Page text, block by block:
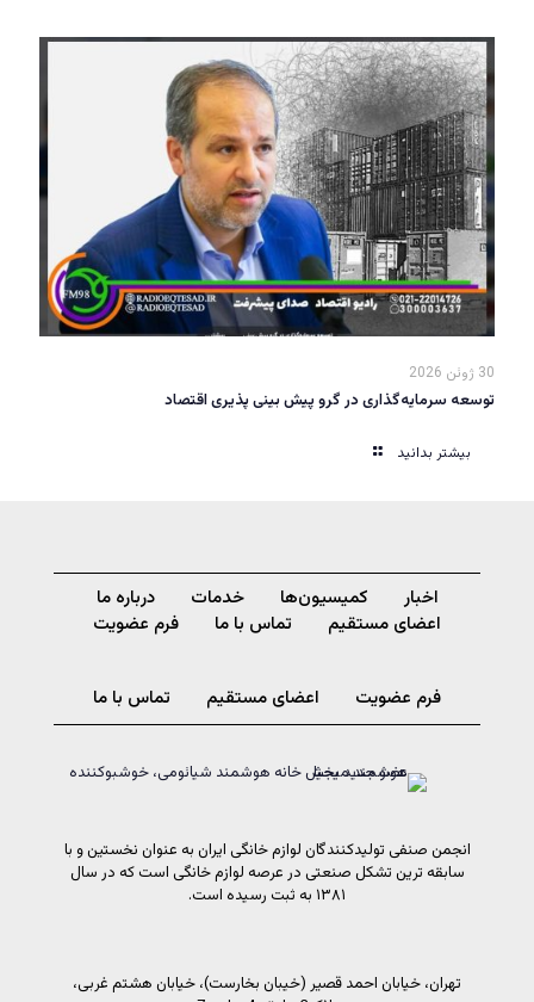
30 ژوئن 2026
توسعه سرمایه‌گذاری در گرو پیش بینی پذیری اقتصاد
بیشتر بدانید
اخبار کمیسیون‌ها خدمات
درباره ما
اعضای مستقیم
تماس با ما فرم عضویت
فرم عضویت اعضای مستقیم تماس با ما
انجمن صنفی تولیدکنندگان لوازم خانگی ایران به عنوان نخستین و با
سابقه ترین تشکل صنعتی در عرصه لوازم خانگی است که در سال
۱۳۸۱ به ثبت رسیده است.
تهران، خیابان احمد قصیر (خیبان بخارست)، خیابان هشتم غربی،